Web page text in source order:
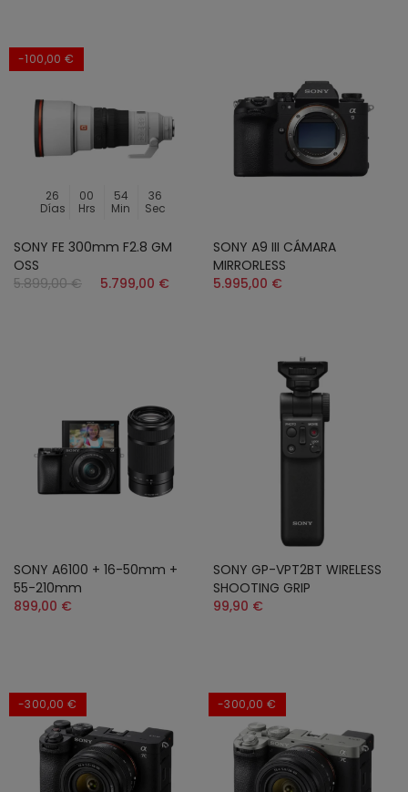
-100,00 €
26
Días
00
Hrs
54
Min
34
Sec
SONY FE 300mm F2.8 GM
OSS
5.899,00 €
5.799,00 €
SONY A9 III CÁMARA
MIRRORLESS
5.995,00 €
SONY A6100 + 16-50mm +
55-210mm
899,00 €
SONY GP-VPT2BT WIRELESS
SHOOTING GRIP
99,90 €
-300,00 € -300,00 €